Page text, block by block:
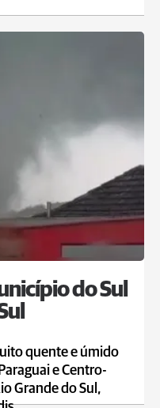
do Sul
quente e úmido
e Centro-
Grande do Sul,